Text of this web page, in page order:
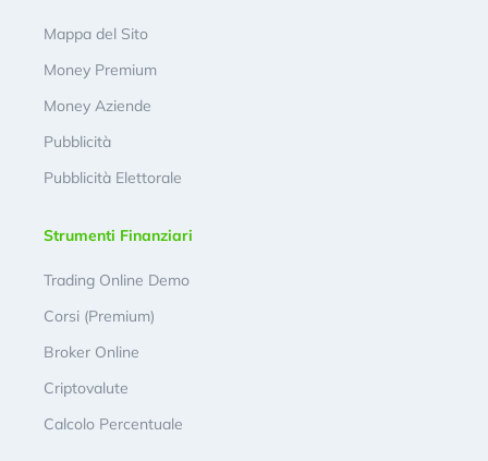
Mappa del Sito
Money Premium
Money Aziende
Pubblicità
Pubblicità Elettorale
Strumenti Finanziari
Trading Online Demo
Corsi (Premium)
Broker Online
Criptovalute
Calcolo Percentuale